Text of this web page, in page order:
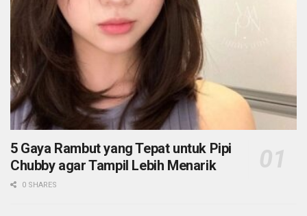
5 Gaya Rambut yang Tepat untuk Pipi
Chubby agar Tampil Lebih Menarik
0 SHARES